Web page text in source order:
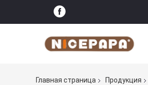
Главная страница Продукция